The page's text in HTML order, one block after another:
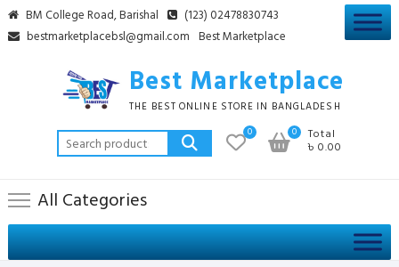
Skip
to
BM College Road, Barishal
(123) 02478830743
bestmarketplacebsl@gmail.com Best Marketplace
Best Marketplace
THE BEST ONLINE STORE IN BANGLADESH
Search
for:
0 Total
৳ 0.00
0
All Categories